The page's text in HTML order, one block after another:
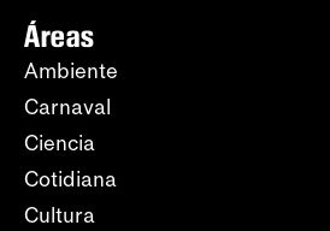
Áreas
Ambiente
Carnaval
Ciencia
Cotidiana
Cultura